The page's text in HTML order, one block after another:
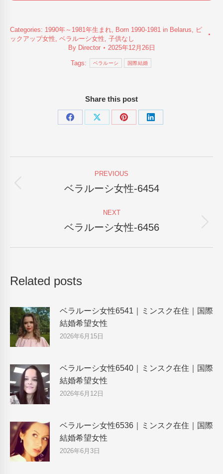
Categories: 1990年～1981年生まれ, Born 1990-1981 in Belarus, ピ
ックアップ女性, ベラルーシ女性, 子供なし
By Director 2025年12月26日
Tags: ベラルーシ 国際結婚
Share this post
Share
Share
Share
Share
navigation
PREVIOUS
Previous
ベラルーシ女性-6454
NEXT
Next
ベラルーシ女性-6456
Related posts
ベラルーシ女性6541｜ミンスク在住｜国際
結婚希望女性
2026年6月15日
ベラルーシ女性6540｜ミンスク在住｜国際
結婚希望女性
2026年6月12日
ベラルーシ女性6536｜ミンスク在住｜国際
結婚希望女性
2026年6月3日